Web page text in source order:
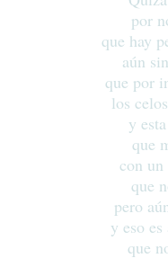
por
que hay
aún
que por
los
y
que
con un
que
pero
y eso
que